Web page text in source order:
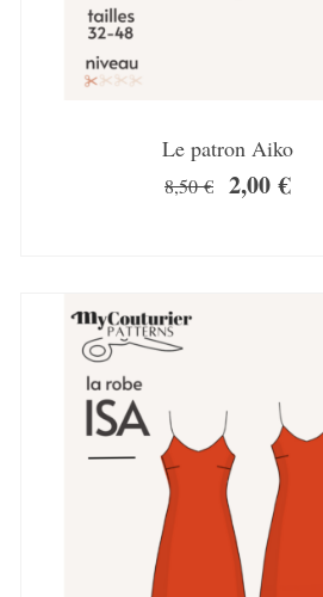
Le patron Aiko
8,50€ 2,00€